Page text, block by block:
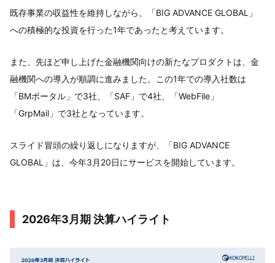
既存事業の収益性を維持しながら、「BIG ADVANCE GLOBAL」
への積極的な投資を行った1年であったと考えています。
また、先ほど申し上げた金融機関向けの新たなプロダクトは、金
融機関への導入が順調に進みました。この1年での導入社数は
「BMポータル」で3社、「SAF」で4社、「WebFile」
「GrpMail」で3社となっています。
スライド冒頭の繰り返しになりますが、「BIG ADVANCE
GLOBAL」は、今年3月20日にサービスを開始しています。
2026年3月期 決算ハイライト